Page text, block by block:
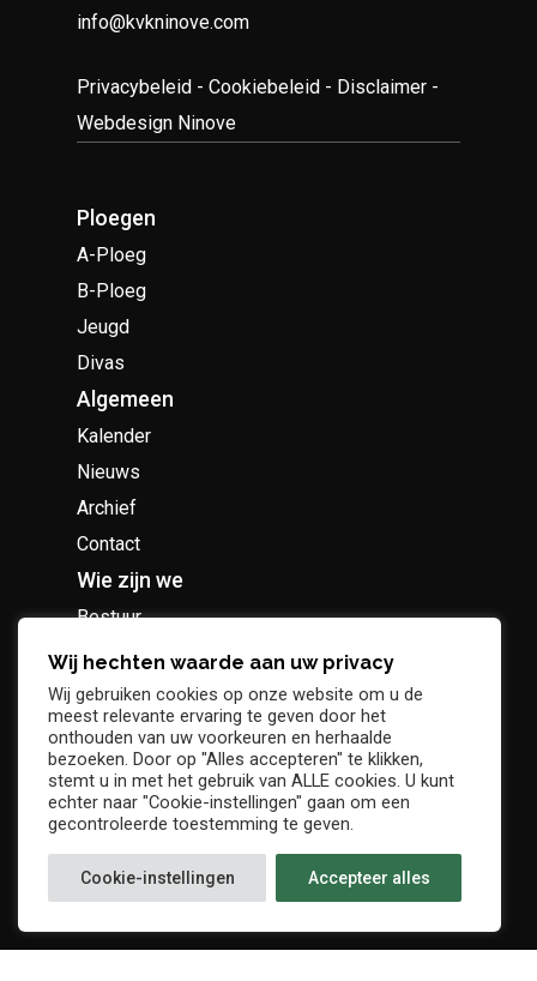
info@kvkninove.com
Privacybeleid -Cookiebeleid - Disclaimer -
Webdesign Ninove
Ploegen
A-Ploeg
B-Ploeg
Jeugd
Divas
Algemeen
Kalender
Nieuws
Archief
Contact
Wie zijn we
Bestuur
Geschiedenis
Supportersclub
Socio Business Club
Wij hechten waarde aan uw privacy
Wij gebruiken cookies op onze website om u de
meest relevante ervaring te geven door het
onthouden van uw voorkeuren en herhaalde
bezoeken. Door op "Alles accepteren" te klikken,
stemt u in met het gebruik van ALLE cookies. U kunt
echter naar "Cookie-instellingen" gaan om een
gecontroleerde toestemming te geven.
Cookie-instellingen Accepteer alles